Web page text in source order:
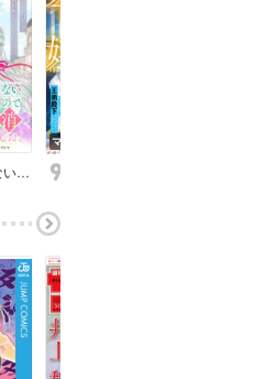
忠誠心がないと言われたので婚約を解消してあげました。 連載版
マンガ｜巻